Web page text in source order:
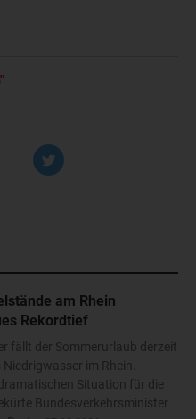
am Rhein
Rekordtief
fällt der Sommerurlaub derzeit
im Rhein.
Situation für die
Bundesverkehrsminister